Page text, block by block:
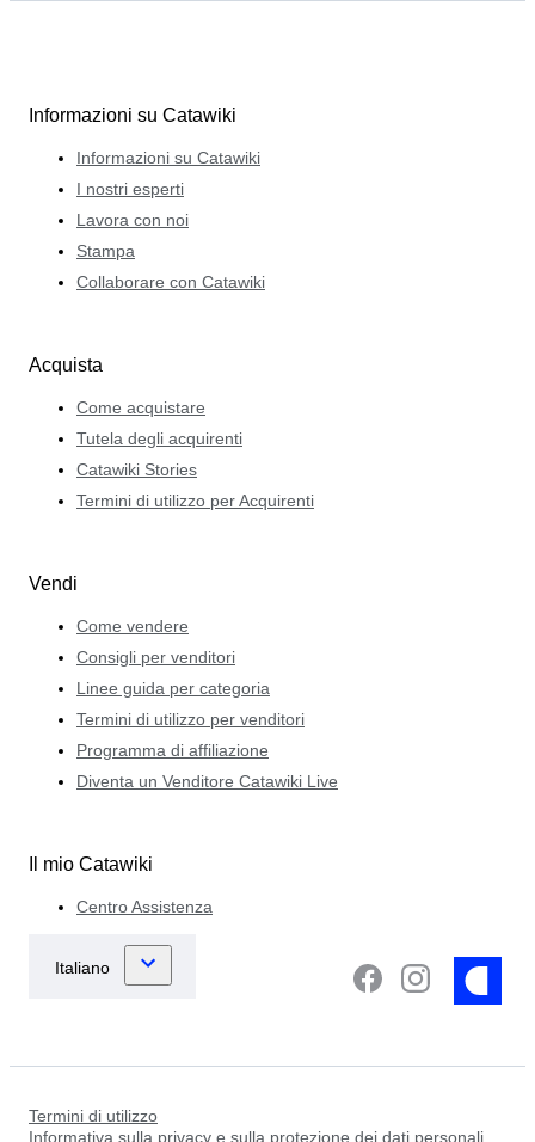
Informazioni su Catawiki
Informazioni su Catawiki
I nostri esperti
Lavora con noi
Stampa
Collaborare con Catawiki
Acquista
Come acquistare
Tutela degli acquirenti
Catawiki Stories
Termini di utilizzo per Acquirenti
Vendi
Come vendere
Consigli per venditori
Linee guida per categoria
Termini di utilizzo per venditori
Programma di affiliazione
Diventa un Venditore Catawiki Live
Il mio Catawiki
Centro Assistenza
Termini di utilizzo
Informativa sulla privacy e sulla protezione dei dati personali